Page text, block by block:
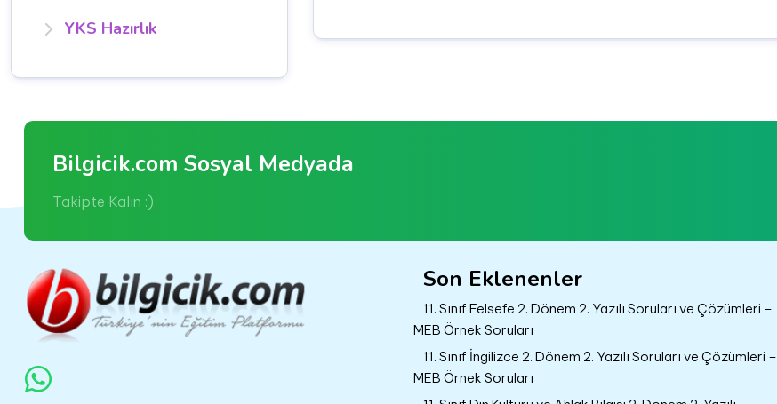
YKS Hazırlık
Bilgicik.com Sosyal Medyada
Takipte Kalın :)
Son Eklenenler
11. Sınıf Felsefe 2. Dönem 2. Yazılı Soruları ve Çözümleri –
MEB Örnek Soruları
11. Sınıf İngilizce 2. Dönem 2. Yazılı Soruları ve Çözümleri –
MEB Örnek Soruları